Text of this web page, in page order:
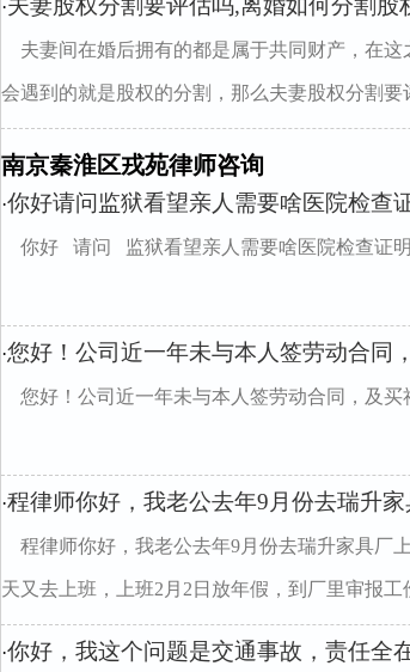
·夫妻股权分割要评估吗,离婚如何分割股
夫妻间在婚后拥有的都是属于共同财产，在
会遇到的就是股权的分割，那么夫妻股权分割要
南京秦淮区戎苑律师咨询
·你好请问监狱看望亲人需要啥医院检查
你好 请问 监狱看望亲人需要啥医院检查证明
·您好！公司近一年未与本人签劳动合同
您好！公司近一年未与本人签劳动合同，及
·程律师你好，我老公去年9月份去瑞升
程律师你好，我老公去年9月份去瑞升家具厂
天又去上班，上班2月2日放年假，到厂里审报工
·你好，我这个问题是交通事故，责任全